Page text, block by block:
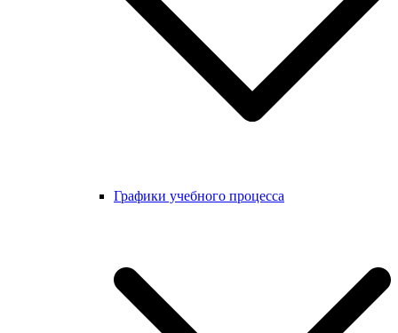
Графики учебного процесса